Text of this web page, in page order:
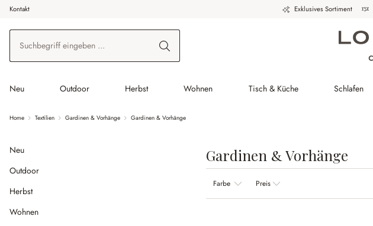
Hauptinhalt springen
Zur Suche springen
Zur Hauptnavigation springen
Kontakt Exklusives Sortiment
Neu Outdoor Herbst Wohnen Tisch & Küche Schlafen
Home Textilien Gardinen & Vorhänge Gardinen & Vorhänge
Neu
Outdoor
Herbst
Wohnen
Gardinen & Vorhänge
Farbe Preis